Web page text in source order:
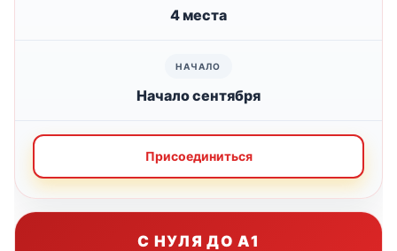
4 места
Начало сентября
Присоединиться
С НУЛЯ ДО А1